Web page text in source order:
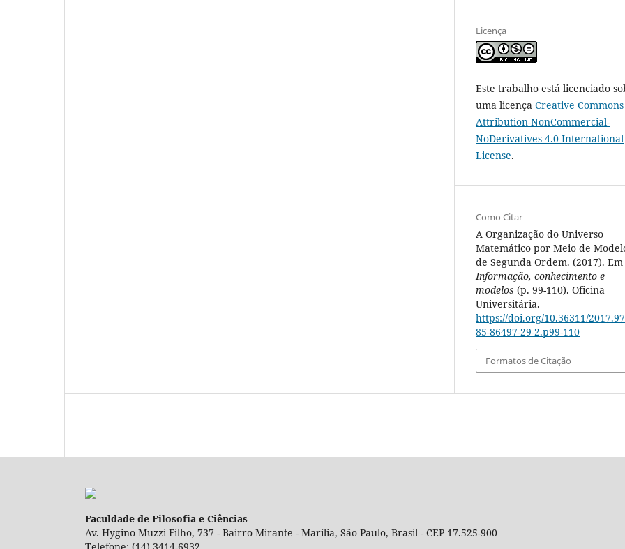
Licença
Este trabalho está licenciado
uma licença Creative Commons
Attribution-NonCommercial-
NoDerivatives 4.0 International
License.
Como Citar
A Organização do Universo
Matemático por Meio de
de Segunda Ordem. (2017). Em
Informação, conhecimento e
modelos (p. 99-110). Oficina
Universitária.
https://doi.org/10.36311/
85-86497-29-2.p99-110
Formatos de Citação
Faculdade de Filosofia e Ciências
Av. Hygino Muzzi Filho, 737 - Bairro Mirante - Marília, São Paulo, Brasil - CEP 17.525-900